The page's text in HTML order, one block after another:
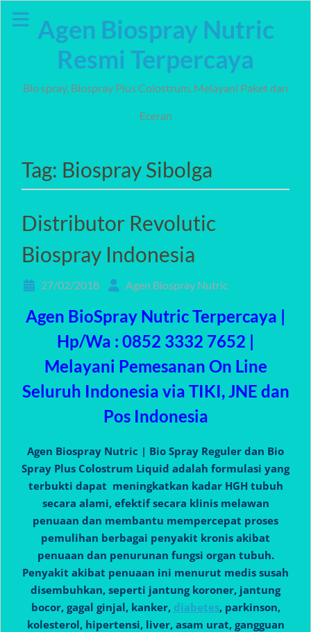
Agen Biospray Nutric
Resmi Terpercaya
Bio spray, Biospray Plus Colostrum, Melayani Paket dan
Eceran
Tag: Biospray Sibolga
Distributor Revolutic
Biospray Indonesia
27/02/2018 Agen Biospray Nutric
Agen BioSpray Nutric Terpercaya |
Hp/Wa : 0852 3332 7652 |
Melayani Pemesanan On Line
Seluruh Indonesia via TIKI, JNE dan
Pos Indonesia
Agen Biospray Nutric | Bio Spray Reguler dan Bio
Spray Plus Colostrum Liquid adalah formulasi yang
terbukti dapat meningkatkan kadar HGH tubuh
secara alami, efektif secara klinis melawan
penuaan dan membantu mempercepat proses
pemulihan berbagai penyakit kronis akibat
penuaan dan penurunan fungsi organ tubuh.
Penyakit akibat penuaan ini menurut medis susah
disembuhkan, seperti jantung koroner, jantung
bocor, gagal ginjal, kanker, diabetes, parkinson,
kolesterol, hipertensi, liver, asam urat, gangguan